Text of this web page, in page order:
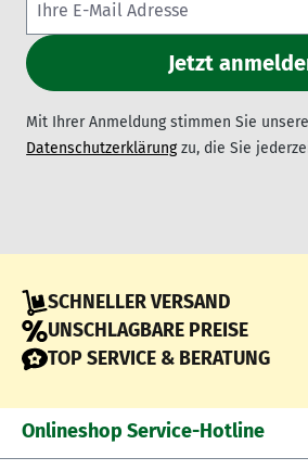
Mit Ihrer Anmeldung stimmen Sie
Datenschutzerklärungzu, die Sie
SCHNELLER VERSAND
UNSCHLAGBARE PREISE
TOP SERVICE & BERATUNG
Onlineshop Service-Hotline